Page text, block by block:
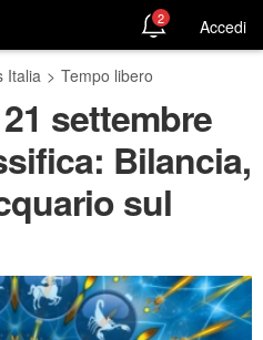
2 Accedi
Italia > Tempo libero
settembre
Bilancia,
sul